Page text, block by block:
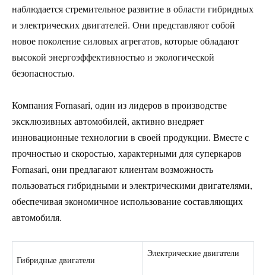
наблюдается стремительное развитие в области гибридных
и электрических двигателей. Они представляют собой
новое поколение силовых агрегатов, которые обладают
высокой энергоэффективностью и экологической
безопасностью.
Компания Fornasari, один из лидеров в производстве
эксклюзивных автомобилей, активно внедряет
инновационные технологии в своей продукции. Вместе с
прочностью и скоростью, характерными для суперкаров
Fornasari, они предлагают клиентам возможность
пользоваться гибридными и электрическими двигателями,
обеспечивая экономичное использование составляющих
автомобиля.
Гибридные двигатели
Электрические двигатели